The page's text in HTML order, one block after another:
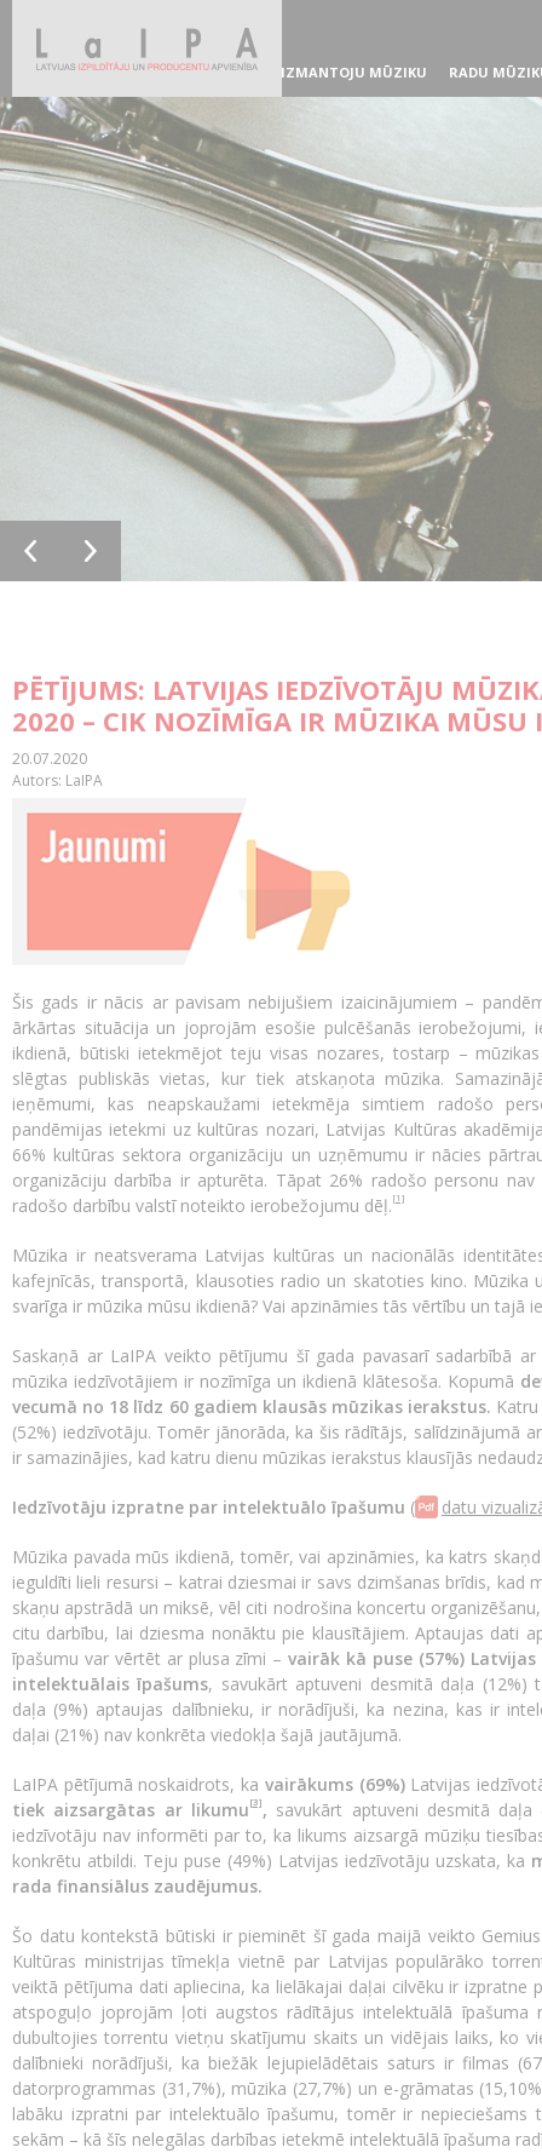
IZMANTOJU MŪZIKU RADU
PĒTĪJUMS: LATVIJAS IEDZĪVOTĀJU
2020 – CIK NOZĪMĪGA IR MŪZIKA MŪSU
20.07.2020
Autors: LaIPA
Šis gads ir nācis ar pavisam nebijušiem izaicinājumiem –
ārkārtas situācija un joprojām esošie pulcēšanās ierobežojumi,
ikdienā, būtiski ietekmējot teju visas nozares, tostarp –
slēgtas publiskās vietas, kur tiek atskaņota mūzika.
ieņēmumi, kas neapskaužami ietekmēja simtiem radošo
pandēmijas ietekmi uz kultūras nozari, Latvijas Kultūras
66% kultūras sektora organizāciju un uzņēmumu ir nācies
organizāciju darbība ir apturēta. Tāpat 26% radošo personu
radošo darbību valstī noteikto ierobežojumu dēļ. [1]
Mūzika ir neatsverama Latvijas kultūras un nacionālās
kafejnīcās, transportā, klausoties radio un skatoties kino. Mūzika
svarīga ir mūzika mūsu ikdienā? Vai apzināmies tās vērtību un tajā
Saskaņā ar LaIPA veikto pētījumu šī gada pavasarī sadarbībā
mūzika iedzīvotājiem ir nozīmīga un ikdienā klātesoša. Kopumā
vecumā no 18 līdz 60 gadiem klausās mūzikas ierakstus.
(52%) iedzīvotāju. Tomēr jānorāda, ka šis rādītājs, salīdzinājumā
ir samazinājies, kad katru dienu mūzikas ierakstus klausījās
Iedzīvotāju izpratne par intelektuālo īpašumu ( datu
Mūzika pavada mūs ikdienā, tomēr, vai apzināmies, ka katrs
ieguldīti lieli resursi – katrai dziesmai ir savs dzimšanas brīdis, kad
skaņu apstrādā un miksē, vēl citi nodrošina koncertu
citu darbību, lai dziesma nonāktu pie klausītājiem. Aptaujas dati
īpašumu var vērtēt ar plusa zīmi – vairāk kā puse (57%)
intelektuālais īpašums, savukārt aptuveni desmitā daļa (12%)
daļa (9%) aptaujas dalībnieku, ir norādījuši, ka nezina, kas ir
daļai (21%) nav konkrēta viedokļa šajā jautājumā.
LaIPA pētījumā noskaidrots, ka vairākums (69%)Latvijas
tiek aizsargātas ar likumu [3] , savukārt aptuveni desmitā
iedzīvotāju nav informēti par to, ka likums aizsargā mūziķu
konkrētu atbildi. Teju puse (49%) Latvijas iedzīvotāju uzskata, ka
rada finansiālus zaudējumus.
Šo datu kontekstā būtiski ir pieminēt šī gada maijā veikto
Kultūras ministrijas tīmekļa vietnē par Latvijas populārāko
veiktā pētījuma dati apliecina, ka lielākajai daļai cilvēku ir
atspoguļo joprojām ļoti augstos rādītājus intelektuālā īpašuma
dubultojies torrentu vietņu skatījumu skaits un vidējais laiks, ko
dalībnieki norādījuši, ka biežāk lejupielādētais saturs ir filmas
datorprogrammas (31,7%), mūzika (27,7%) un e-grāmatas
labāku izpratni par intelektuālo īpašumu, tomēr ir
sekām – kā šīs nelegālas darbības ietekmē intelektuālā īpašuma